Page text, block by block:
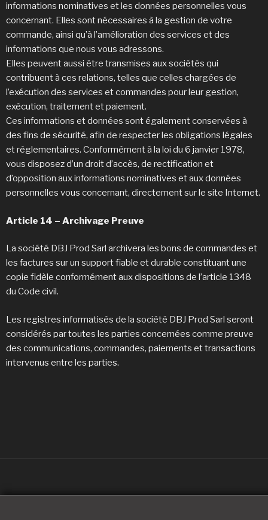
informations nominatives et les données personnelles vous
concernant. Elles sont nécessaires à la gestion de votre
commande, ainsi qu’à l’amélioration des services et des
informations que nous vous adressons.
Elles peuvent aussi être transmises aux sociétés qui
contribuent à ces relations, telles que celles chargées de
l’exécution des services et commandes pour leur gestion,
exécution, traitement et paiement.
Ces informations et données sont également conservées à
des fins de sécurité, afin de respecter les obligations légales
et réglementaires. Conformément à la loi du 6 janvier 1978,
vous disposez d’un droit d’accès, de rectification et
d’opposition aux informations nominatives et aux données
personnelles vous concernant, directement sur le site Internet.
Article 14 – Archivage Preuve
La société DBJ Prod Sarl archivera les bons de commandes et
les factures sur un support fiable et durable constituant une
copie fidèle conformément aux dispositions de l’article 1348
du Code civil.
Les registres informatisés de la société DBJ Prod Sarl seront
considérés par toutes les parties concernées comme preuve
des communications, commandes, paiements et transactions
intervenus entre les parties.